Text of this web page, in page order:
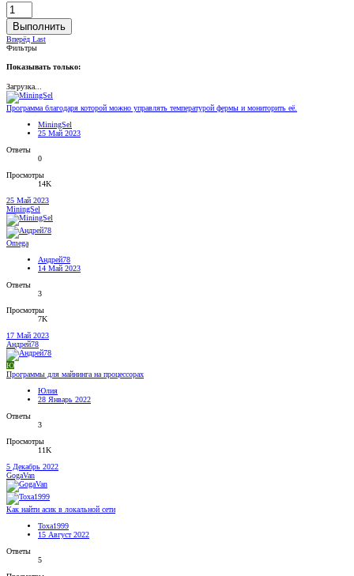
Выполнить
Вперёд Last
Фильтры
Показывать только:
Загрузка...
Программа благодаря которой можно управлять температурой фермы и мониторить её.
MiningSel
25 Май 2023
Ответы
0
Просмотры
14K
25 Май 2023
MiningSel
Omega
Андрей78
14 Май 2023
Ответы
3
Просмотры
7K
17 Май 2023
Андрей78
Ю
Программы для майнинга на процессорах
Юлия
28 Январь 2022
Ответы
3
Просмотры
11K
5 Декабрь 2022
GogaVan
Как найти асик в локальной сети
Toxa1999
15 Август 2022
Ответы
5